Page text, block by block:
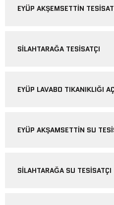
EYÜP AKŞEMSETTIN
SILAHTARAĞA TESISATÇI
EYÜP LAVABO TIKANIKLIĞI
EYÜP AKŞAMSETTIN SU
SILAHTARAĞA SU TESISATÇI